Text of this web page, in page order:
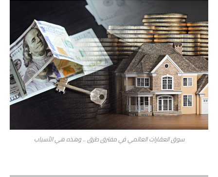
سوق العقارات العالمي في مفترق طرق .. وهذه هي الأسباب